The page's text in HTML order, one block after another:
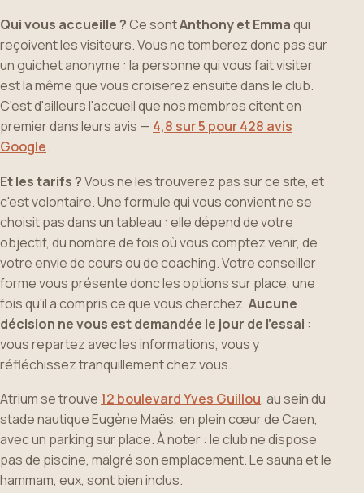
Qui vous accueille ?Ce sontAnthony et Emmaqui
reçoivent les visiteurs. Vous ne tomberez donc pas sur
un guichet anonyme : la personne qui vous fait visiter
est la même que vous croiserez ensuite dans le club.
C'est d'ailleurs l'accueil que nos membres citent en
premier dans leurs avis — 4,8 sur 5 pour 428 avis
Google.
Et les tarifs ?Vous ne les trouverez pas sur ce site, et
c'est volontaire. Une formule qui vous convient ne se
choisit pas dans un tableau : elle dépend de votre
objectif, du nombre de fois où vous comptez venir, de
votre envie de cours ou de coaching. Votre conseiller
forme vous présente donc les options sur place, une
fois qu'il a compris ce que vous cherchez.Aucune
décision ne vous est demandée le jour de l'essai :
vous repartez avec les informations, vous y
réfléchissez tranquillement chez vous.
Atrium se trouve 12 boulevard Yves Guillou, au sein du
stade nautique Eugène Maës, en plein cœur de Caen,
avec un parking sur place. À noter : le club ne dispose
pas de piscine, malgré son emplacement. Le sauna et le
hammam, eux, sont bien inclus.